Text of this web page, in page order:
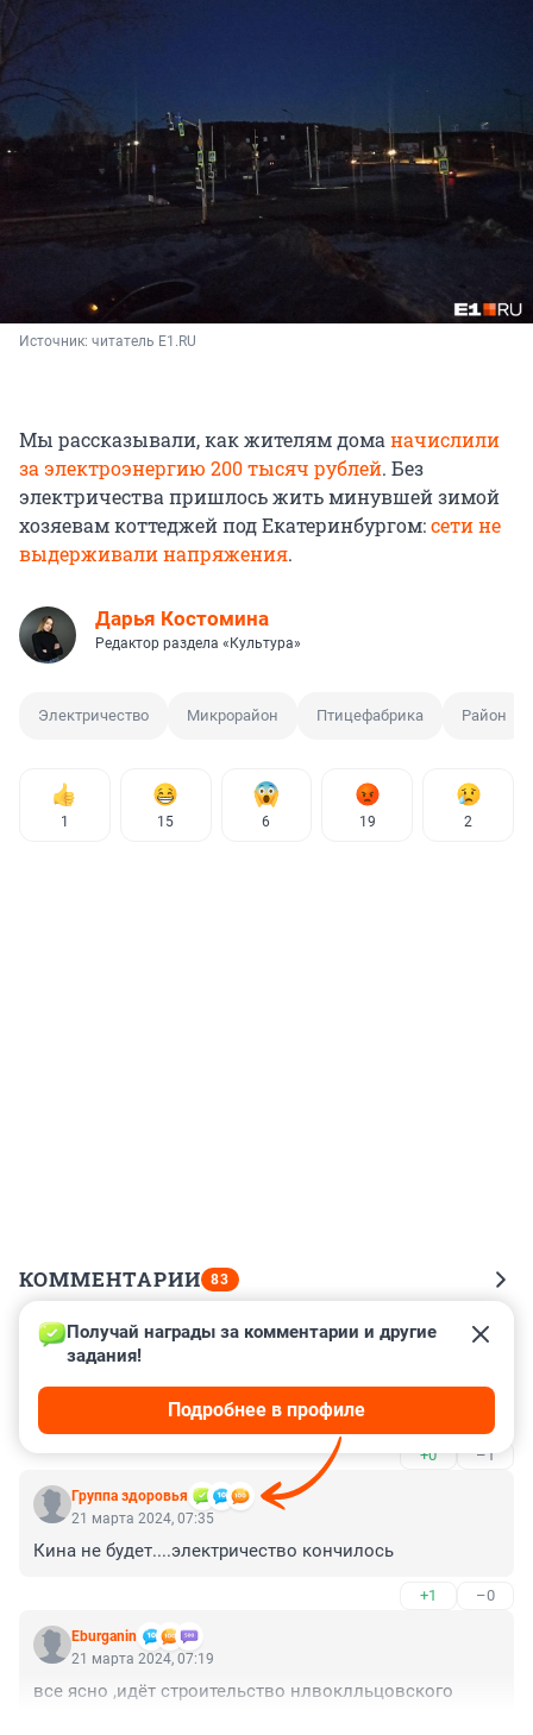
Источник: читатель E1.RU
Мы рассказывали, как жителям доманачислили
за электроэнергию 200 тысяч рублей. Без
электричества пришлось жить минувшей зимой
хозяевам коттеджей под Екатеринбургом:сети не
выдерживали напряжения.
Дарья Костомина
Редактор раздела «Культура»
Электричество Микрорайон Птицефабрика Район
1 15 6 19 2
КОММЕНТАРИИ 83
Гость
21 марта 2024, 08:28
Ну и что. Отличный район. Света нет - зато всегда 💩
+0 –1
Группа здоровья
Получай награды за комментарии и другие
задания!
Подробнее в профиле
21 марта 2024, 07:35
Кина не будет....электричество кончилось
+1 –0
Eburganin
21 марта 2024, 07:19
все ясно ,идёт строительство нлвоклльцовского